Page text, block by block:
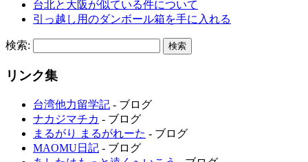
台北と大阪が似ている件について
引っ越し用のダンボール箱を手に入れる
検索:
リンク集
台湾他力留学記 - ブログ
ナカジマチカ - ブログ
まるがり まるがれーた - ブログ
MAOMU日記 - ブログ